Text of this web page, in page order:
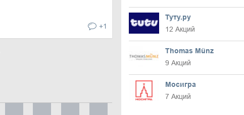
+1
Туту.ру
12 Акций
Thomas Münz
9 Акций
Мосигра
7 Акций